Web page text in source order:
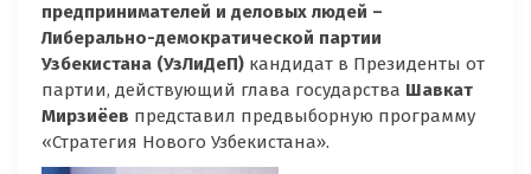
предпринимателей и деловых людей –
Либерально-демократической партии
Узбекистана (УзЛиДеП) кандидат в Президенты от
партии, действующий глава государства Шавкат
Мирзиёев представил предвыборную программу
«Стратегия Нового Узбекистана».